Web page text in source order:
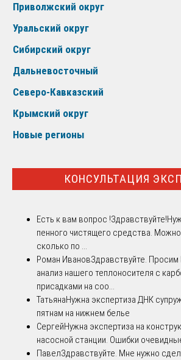
Приволжский округ
Уральский округ
Сибирский округ
Дальневосточный
Северо-Кавказский
Крымский округ
Новые регионы
КОНСУЛЬТАЦИЯ
Есть к вам вопрос !
пенного чистящего средства.
сколько по ...
Роман ИвановЗдравствуйте.
анализ нашего теплоносителя с
присадками на соо...
ТатьянаНужна экспертиза ДНК
пятнам на нижнем белье
СергейНужна экспертиза на
насосной станции. Ошибки
ПавелЗдравствуйте. Мне нужно